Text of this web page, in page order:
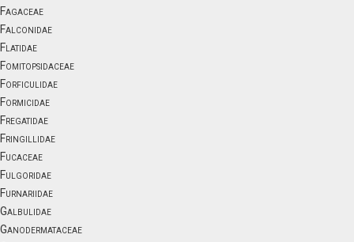
Fagaceae
Falconidae
Flatidae
Fomitopsidaceae
Forficulidae
Formicidae
Fregatidae
Fringillidae
Fucaceae
Fulgoridae
Furnariidae
Galbulidae
Ganodermataceae